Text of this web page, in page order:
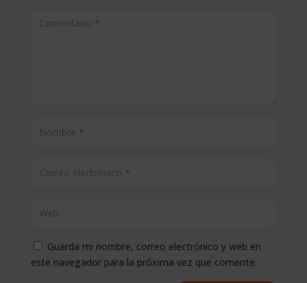
Guarda mi nombre, correo electrónico y web en
este navegador para la próxima vez que comente.